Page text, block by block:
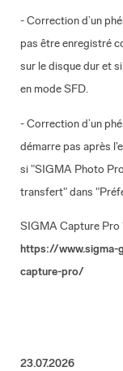
- Correction d’un
pas être enregistré
sur le disque dur et
en mode SFD.
- Correction d’un
démarre pas après
si "SIGMA Photo
transfert" dans
SIGMA Capture Pro
https://www.sigma-
capture-pro/
23.07.2026